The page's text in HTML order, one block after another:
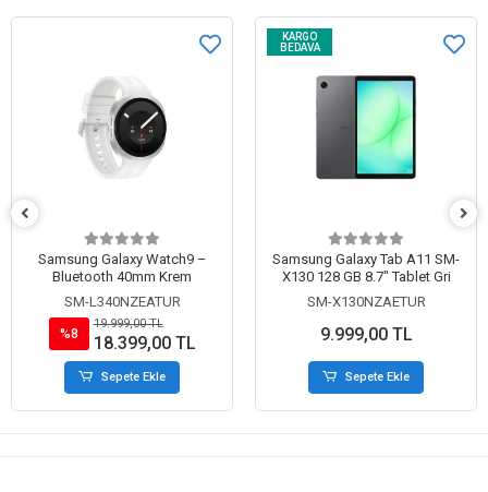
Samsung Galaxy Watch9 –
Bluetooth 40mm Krem
SM-L340NZEATUR
%8
19.999,00 TL
18.399,00 TL
Sepete Ekle
KARGO
BEDAVA
Samsung Galaxy Tab A11 SM-
X130 128 GB 8.7" Tablet Gri
SM-X130NZAETUR
9.999,00 TL
Sepete Ekle